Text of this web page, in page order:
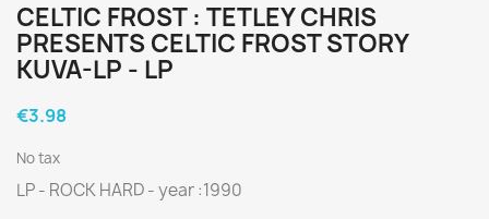
CELTIC FROST : TETLEY CHRIS
PRESENTS CELTIC FROST STORY
KUVA-LP - LP
€3.98
No tax
LP - ROCK HARD - year :1990